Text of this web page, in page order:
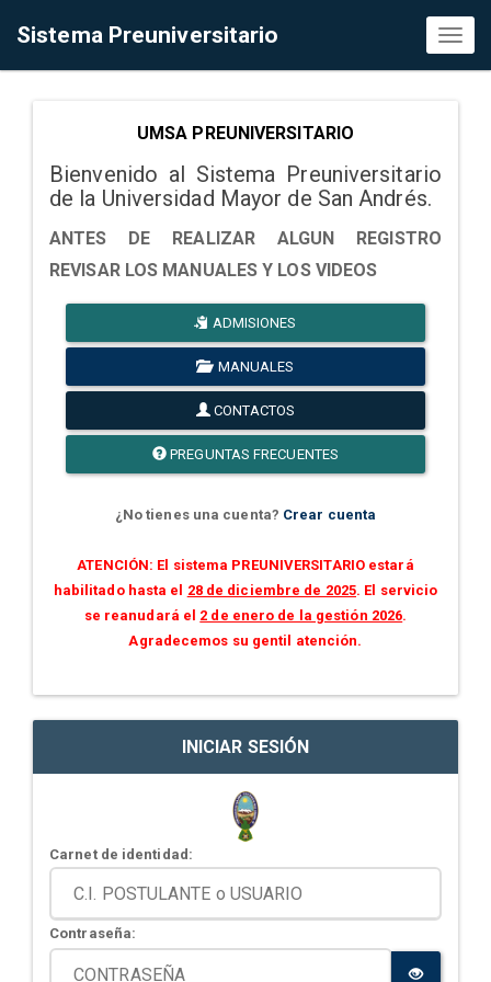
Sistema Preuniversitario
UMSA PREUNIVERSITARIO
Bienvenido al Sistema Preuniversitario
de la Universidad Mayor de San Andrés.
ANTES DE REALIZAR ALGUN REGISTRO
REVISAR LOS MANUALES Y LOS VIDEOS
ADMISIONES
MANUALES
CONTACTOS
PREGUNTAS FRECUENTES
¿No tienes una cuenta? Crear cuenta
ATENCIÓN: El sistema PREUNIVERSITARIO estará
habilitado hasta el 28 de diciembre de 2025. El servicio
se reanudará el 2 de enero de la gestión 2026.
Agradecemos su gentil atención.
INICIAR SESIÓN
Carnet de identidad:
Contraseña: